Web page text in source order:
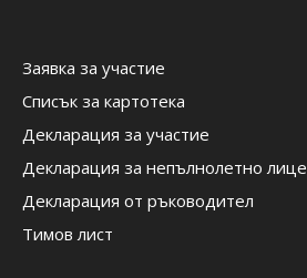
Заявка за участие
Списък за картотека
Декларация за участие
Декларация за непълнолетно лице
Декларация от ръководител
Тимов лист